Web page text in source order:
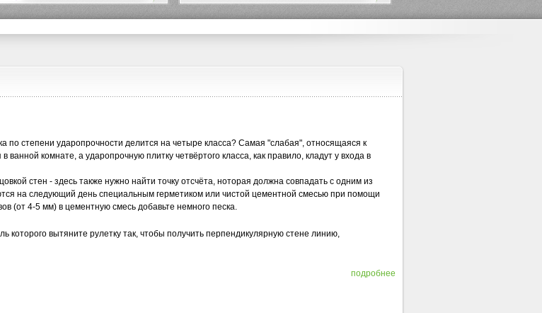
по степени ударопрочности делится на четыре класса? Самая "слабая", относящаяся к
ванной комнате, а ударопрочную плитку четвёртого класса, как правило, кладут у входа в
стен - здесь также нужно найти точку отсчёта, ноторая должна совпадать с одним из
на следующий день специальным герметиком или чистой цементной смесью при помощи
(от 4-5 мм) в цементную смесь добавьте немного песка.
которого вытяните рулетку так, чтобы получить перпендикулярную стене линию,
подробнее